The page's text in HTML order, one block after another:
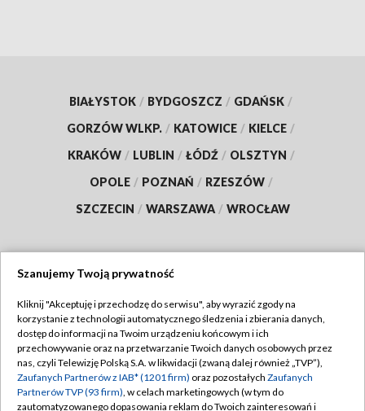
BIAŁYSTOK / BYDGOSZCZ / GDAŃSK /
GORZÓW WLKP. / KATOWICE / KIELCE /
KRAKÓW / LUBLIN / ŁÓDŹ / OLSZTYN /
OPOLE / POZNAŃ / RZESZÓW /
SZCZECIN / WARSZAWA / WROCŁAW
TVP
Abonament TVP
Emisja w TVP
Centrum informacji TVP
Regulamin TVP
Polityka prywatności
Moje zgody
Szanujemy Twoją prywatność
Kliknij "Akceptuję i przechodzę do serwisu", aby wyrazić zgody na
korzystanie z technologii automatycznego śledzenia i zbierania danych,
dostęp do informacji na Twoim urządzeniu końcowym i ich
przechowywanie oraz na przetwarzanie Twoich danych osobowych przez
nas, czyli Telewizję Polską S.A. w likwidacji (zwaną dalej również „TVP”),
Zaufanych Partnerów z IAB* (1201 firm) oraz pozostałych Zaufanych
Partnerów TVP (93 firm), w celach marketingowych (w tym do
zautomatyzowanego dopasowania reklam do Twoich zainteresowań i